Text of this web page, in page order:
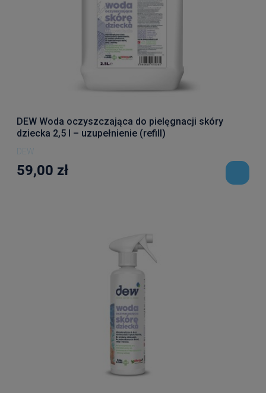
DEW Woda oczyszczająca do pielęgnacji skóry
dziecka 2,5 l – uzupełnienie (refill)
DEW
59,00 zł